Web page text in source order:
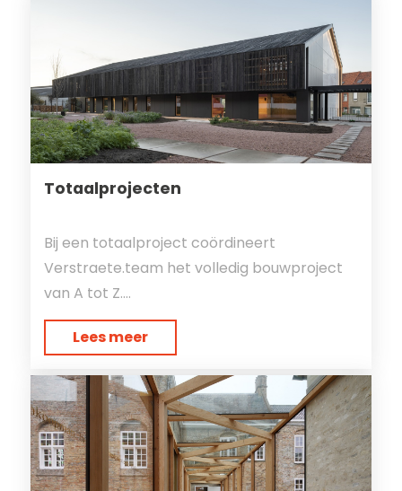
Totaalprojecten
Bij een totaalproject coördineert
Verstraete.team het volledig bouwproject
van A tot Z....
Lees meer